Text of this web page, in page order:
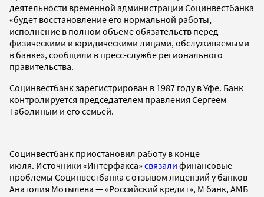
деятельности временной администрации Социнвестбанка
«будет восстановление его нормальной работы,
исполнение в полном объеме обязательств перед
физическими и юридическими лицами, обслуживаемыми
в банке», сообщили в пресс-службе регионального
правительства.
Социнвестбанк зарегистрирован в 1987 году в Уфе. Банк
контролируется председателем правления Сергеем
Таболиным и его семьей.
Социнвестбанк приостановил работу в конце
июля. Источники «Интерфакса» связали финансовые
проблемы Социнвестбанка с отзывом лицензий у банков
Анатолия Мотылева — «Российский кредит», М банк, АМБ